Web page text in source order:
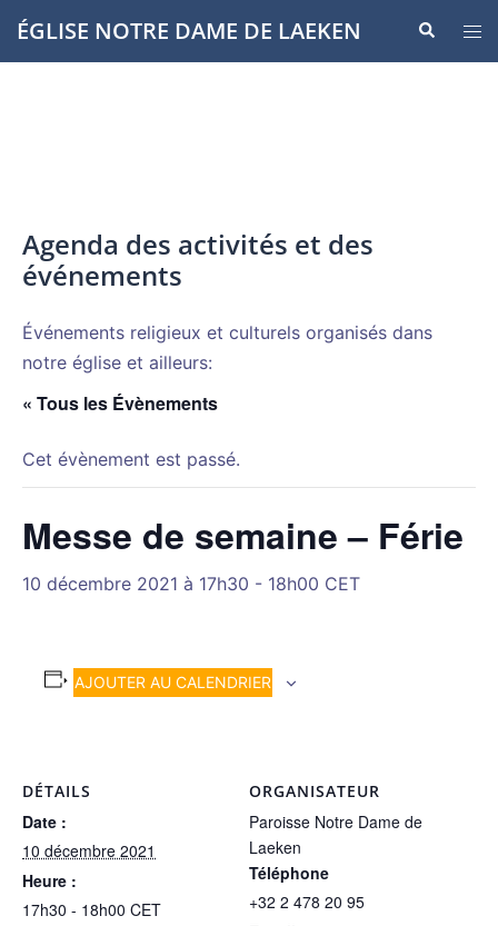
Aller
auÉGLISE NOTRE DAME DE LAEKEN
le
Agenda des activités et des
événements
Événements religieux et culturels organisés dans
notre église et ailleurs:
« Tous les Évènements
Cet évènement est passé.
Messe de semaine – Férie
10 décembre 2021 à 17h30 - 18h00 CET
AJOUTER AU CALENDRIER
DÉTAILS
Date :
10 décembre 2021
Heure :
17h30 - 18h00 CET
ORGANISATEUR
Paroisse Notre Dame de
Laeken
Téléphone
+32 2 478 20 95